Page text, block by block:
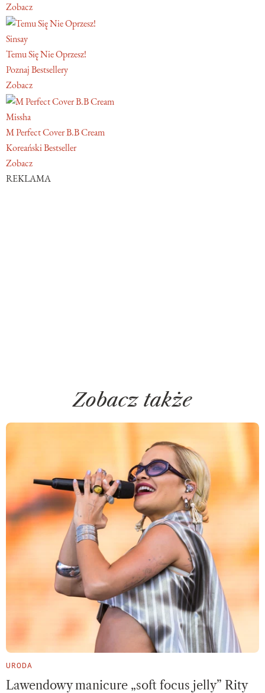
Zobacz
Sinsay
Temu Się Nie Oprzesz!
Poznaj Bestsellery
Zobacz
Missha
M Perfect Cover B.B Cream
Koreański Bestseller
Zobacz
REKLAMA
Zobacz także
URODA
Lawendowy manicure „soft focus jelly” Rity